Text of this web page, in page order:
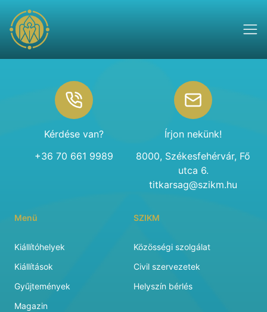
Kérdése van?
+36 70 661 9989
Írjon nekünk!
8000, Székesfehérvár, Fő
utca 6.
titkarsag@szikm.hu
Menü
Kiállítóhelyek
Kiállítások
Gyűjtemények
Magazin
SZIKM
Közösségi szolgálat
Civil szervezetek
Helyszín bérlés